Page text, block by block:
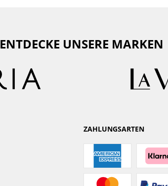
ENTDECKE UNSERE MARKEN
ZAHLUNGSARTEN